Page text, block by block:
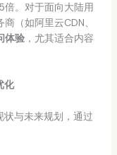
。对于面向大陆用
（如阿里云CDN、
体验，尤其适合内容
化
与未来规划，通过